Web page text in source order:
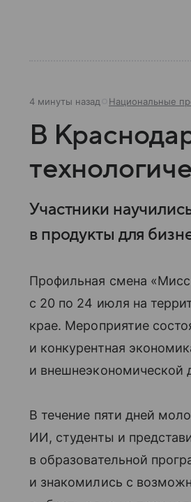
4 минуты назад Национальные
В
Участники
в продукты для
Профильная смена
с 20 по 24 июля на
крае. Мероприятие
и конкурентная
и внешнеэкономической
В течение пяти дней
ИИ, студенты и
в образовательной
и знакомились с